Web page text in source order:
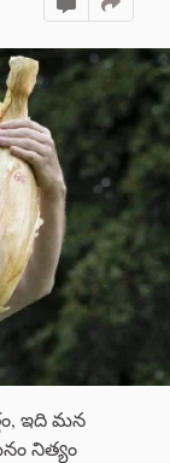
ఇది మన
నిత్యం